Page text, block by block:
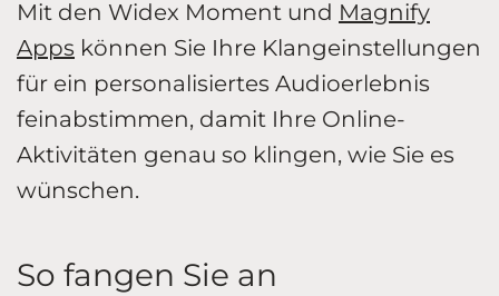
Mit den Widex Moment und Magnify
Apps können Sie Ihre Klangeinstellungen
für ein personalisiertes Audioerlebnis
feinabstimmen, damit Ihre Online-
Aktivitäten genau so klingen, wie Sie es
wünschen.
So fangen Sie an